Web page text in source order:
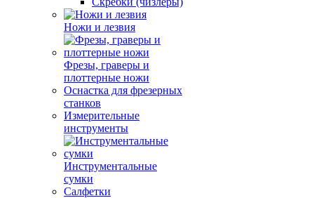
Ножи и лезвия
Фрезы, граверы и
плоттерные ножи
Оснастка для фрезерных
станков
Измерительные
инструменты
Инструментальные
сумки
Салфетки